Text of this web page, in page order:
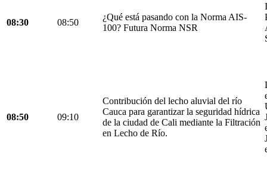
08:30 08:50
¿Qué está pasando con la Norma AIS-
100? Futura Norma NSR
08:50 09:10
Contribución del lecho aluvial del río
Cauca para garantizar la seguridad hídrica
de la ciudad de Cali mediante la Filtración
en Lecho de Río.